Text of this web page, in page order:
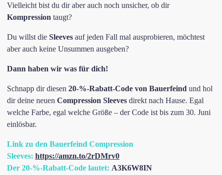
Vielleicht bist du dir aber auch noch unsicher, ob dir
Kompression taugt?
Du willst die Sleeves auf jeden Fall mal ausprobieren, möchtest
aber auch keine Unsummen ausgeben?
Dann haben wir was für dich!
Schnapp dir diesen 20-%-Rabatt-Code von Bauerfeind und hol
dir deine neuen Compression Sleeves direkt nach Hause. Egal
welche Farbe, egal welche Größe – der Code ist bis zum 30. Juni
einlösbar.
Link zu den Bauerfeind Compression
Sleeves: https://amzn.to/2rDMrv0
Der 20-%-Rabatt-Code lautet: A3K6W8IN